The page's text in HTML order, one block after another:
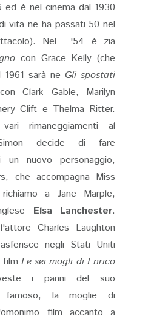
ed è nel cinema dal 1930
vita ne ha passati 50 nel
Nel '54 è zia
con Grace Kelly (che
sarà ne Gli spostati
Clark Gable, Marilyn
Clift e Thelma Ritter.
rimaneggiamenti al
decide di fare
nuovo personaggio,
che accompagna Miss
a Jane Marple,
Elsa Lanchester.
Charles Laughton
negli Stati Uniti
Le sei mogli di Enrico
i panni del suo
famoso, la moglie di
film accanto a